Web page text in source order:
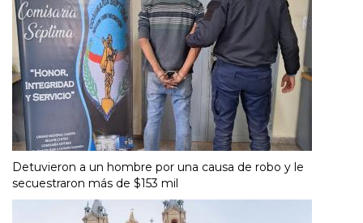
Detuvieron a un hombre por una causa de robo y le
secuestraron más de $153 mil